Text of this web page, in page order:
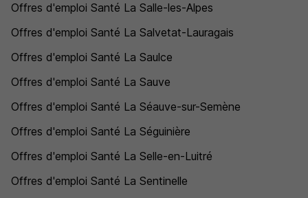
Offres d'emploi Santé La Salle-les-Alpes
Offres d'emploi Santé La Salvetat-Lauragais
Offres d'emploi Santé La Saulce
Offres d'emploi Santé La Sauve
Offres d'emploi Santé La Séauve-sur-Semène
Offres d'emploi Santé La Séguinière
Offres d'emploi Santé La Selle-en-Luitré
Offres d'emploi Santé La Sentinelle